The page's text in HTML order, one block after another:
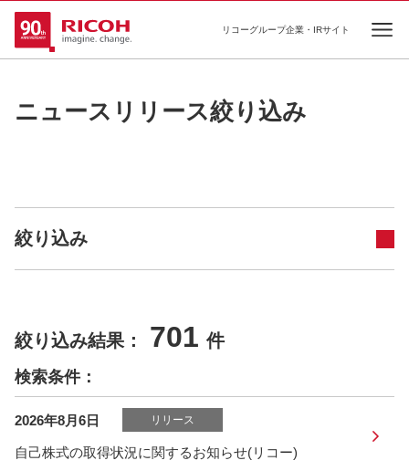
リコーグループ企業・IRサイト
ニュースリリース絞り込み
絞り込み
絞り込み結果： 701 件
検索条件：
2026年8月6日 リリース
自己株式の取得状況に関するお知らせ(リコー)